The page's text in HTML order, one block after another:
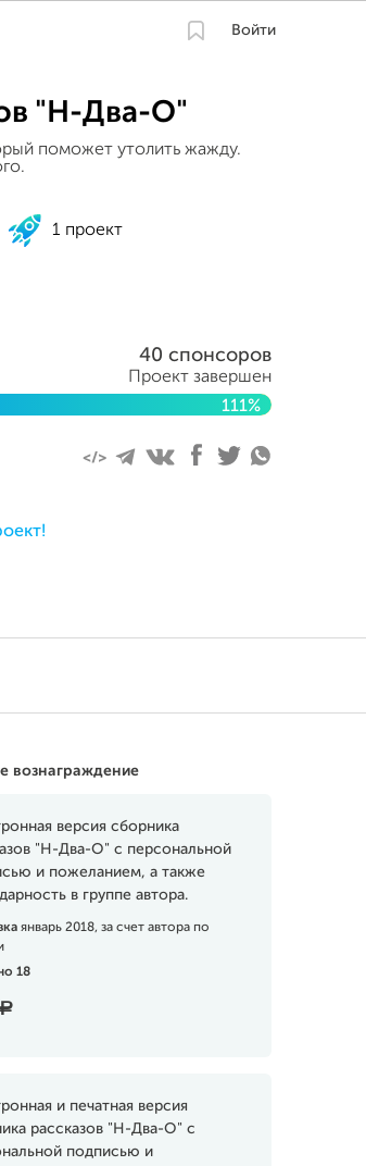
Войти
"H-Два-O"
поможет утолить жажду.
1 проект
40 спонсоров
Проект завершен
111%
вознаграждение
версия сборника
"H-Два-О" с персональной
и пожеланием, а также
в группе автора.
январь 2018, за счет автора по
18
a
и печатная версия
рассказов "H-Два-О" с
подписью и